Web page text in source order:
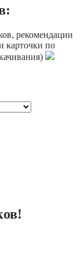
рекомендации
карточки по